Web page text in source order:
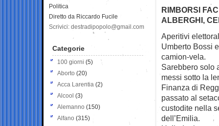
RIMBORSI
ALBERGHI,
Aperitivi
Umberto Bossi
camion-vela.
Sarebbero solo
messi sotto la
Finanza di
passato al
custodite nella
dell’Emilia.
Politica
Diretto da Riccardo Fucile
Scrivici: destradipopolo@gmail.com
Categorie
100 giorni (5)
Aborto (20)
Acca Larentia (2)
Alcool (3)
Alemanno (150)
Alfano (315)